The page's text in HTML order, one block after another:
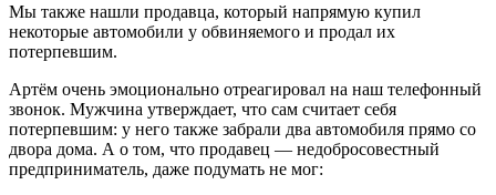
Мы также нашли продавца, который напрямую купил
некоторые автомобили у обвиняемого и продал их
потерпевшим.
Артём очень эмоционально отреагировал на наш телефонный
звонок. Мужчина утверждает, что сам считает себя
потерпевшим: у него также забрали два автомобиля прямо со
двора дома. А о том, что продавец — недобросовестный
предприниматель, даже подумать не мог: